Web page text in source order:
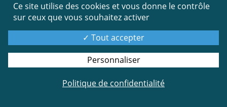
Calendrier 2026
Ce site utilise des cookies et vous donne le contrôle
sur ceux que vous souhaitez activer
Tout accepter
Personnaliser
Politique de confidentialité